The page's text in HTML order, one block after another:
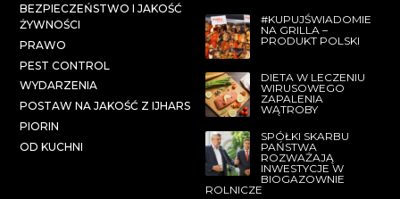
BEZPIECZEŃSTWO I JAKOŚĆ
ŻYWNOŚCI
PRAWO
PEST CONTROL
WYDARZENIA
POSTAW NA JAKOŚĆ Z IJHARS
PIORIN
OD KUCHNI
#KUPUJŚWIADOMIE
NA GRILLA –
PRODUKT POLSKI
DIETA W LECZENIU
WIRUSOWEGO
ZAPALENIA
WĄTROBY
SPÓŁKI SKARBU
PAŃSTWA
ROZWAŻAJĄ
INWESTYCJE W
BIOGAZOWNIE
ROLNICZE